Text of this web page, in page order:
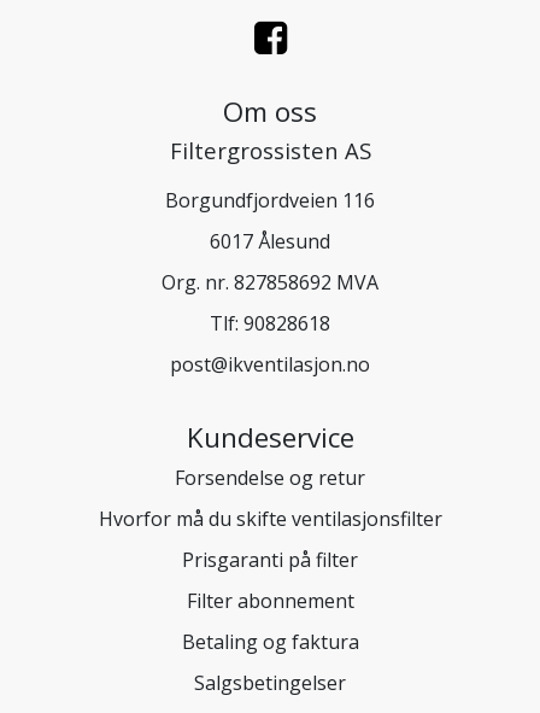
Om oss
Filtergrossisten AS
Borgundfjordveien 116
6017 Ålesund
Org. nr. 827858692 MVA
Tlf: 90828618
post@ikventilasjon.no
Kundeservice
Forsendelse og retur
Hvorfor må du skifte ventilasjonsfilter
Prisgaranti på filter
Filter abonnement
Betaling og faktura
Salgsbetingelser